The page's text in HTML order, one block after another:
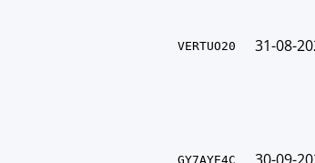
VERTUO20 31-08-
GY7AYE4C